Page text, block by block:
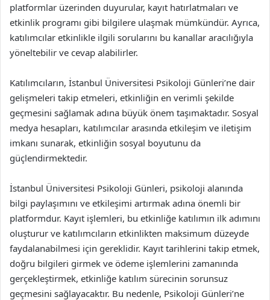
platformlar üzerinden duyurular, kayıt hatırlatmaları ve
etkinlik programı gibi bilgilere ulaşmak mümkündür. Ayrıca,
katılımcılar etkinlikle ilgili sorularını bu kanallar aracılığıyla
yöneltebilir ve cevap alabilirler.
Katılımcıların, İstanbul Üniversitesi Psikoloji Günleri’ne dair
gelişmeleri takip etmeleri, etkinliğin en verimli şekilde
geçmesini sağlamak adına büyük önem taşımaktadır. Sosyal
medya hesapları, katılımcılar arasında etkileşim ve iletişim
imkanı sunarak, etkinliğin sosyal boyutunu da
güçlendirmektedir.
İstanbul Üniversitesi Psikoloji Günleri, psikoloji alanında
bilgi paylaşımını ve etkileşimi artırmak adına önemli bir
platformdur. Kayıt işlemleri, bu etkinliğe katılımın ilk adımını
oluşturur ve katılımcıların etkinlikten maksimum düzeyde
faydalanabilmesi için gereklidir. Kayıt tarihlerini takip etmek,
doğru bilgileri girmek ve ödeme işlemlerini zamanında
gerçekleştirmek, etkinliğe katılım sürecinin sorunsuz
geçmesini sağlayacaktır. Bu nedenle, Psikoloji Günleri’ne